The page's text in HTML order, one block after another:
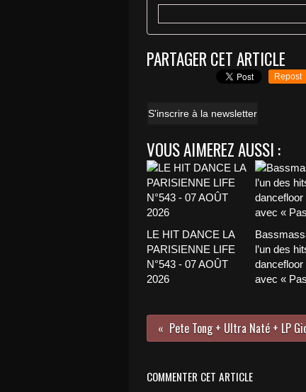
PARTAGER CET ARTICLE
Repost
S'inscrire à la newsletter
VOUS AIMEREZ AUSSI :
LE HIT DANCE LA
PARISIENNE LIFE
N°543 - 07 AOÛT
2026
l’un des
dancefloor
avec «
COMMENTER CET ARTICLE